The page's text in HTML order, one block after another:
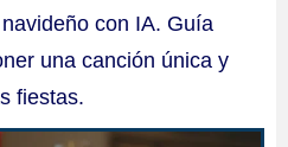
con IA. Guía
una canción única y
fiestas.